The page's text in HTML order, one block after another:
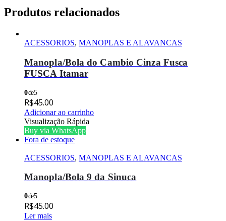
Produtos relacionados
ACESSORIOS, MANOPLAS E ALAVANCAS
Manopla/Bola do Cambio Cinza Fusca
FUSCA Itamar
0de 5
R$45.00
Adicionar ao carrinho
Visualização Rápida
Buy via WhatsApp
Fora de estoque
ACESSORIOS, MANOPLAS E ALAVANCAS
Manopla/Bola 9 da Sinuca
0de 5
R$45.00
Ler mais